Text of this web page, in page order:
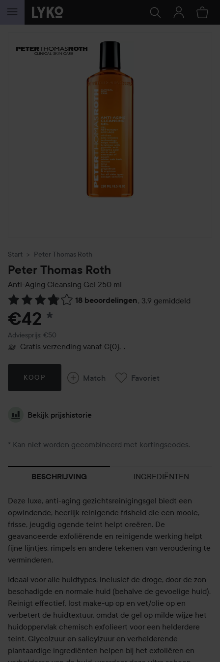
GA NAAR INHOUD
Start Peter Thomas Roth
Peter Thomas Roth
Anti-Aging Cleansing Gel 250 ml
18 beoordelingen, 3.9 gemiddeld
Ga naar Reviews & reacties
€42 *
Adviesprijs: €50
Aanbevolen prijs €50
Gratis verzending vanaf €{0},-.
KOOP Match Favoriet
Bekijk prijshistorie
* Kan niet worden gecombineerd met kortingscodes.
BESCHRIJVING INGREDIËNTEN
Deze luxe, anti-aging gezichtsreinigingsgel biedt een
opwindende, heerlijk reinigende frisheid die een ​​mooie,
frisse, jeugdig ogende teint helpt creëren. De
geavanceerde exfoliërende en reinigende werking helpt
fijne lijntjes, rimpels en andere tekenen van veroudering te
verminderen.
Ideaal voor alle huidtypes, inclusief de droge, door de zon
beschadigde en normale huid (behalve de gevoelige huid).
Reinigt effectief, lost make-up op en vet/olie op en
verbetert de huidtextuur, omdat de gel op milde wijze het
huidoppervlak chemisch exfolieert voor een helderdere
teint. Glycolzuur en salicylzuur en verhelderende
plantaardige ingrediënten helpen bij het exfoliëren en